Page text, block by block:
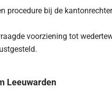
procedure bij de
voorziening tot
Leeuwarden